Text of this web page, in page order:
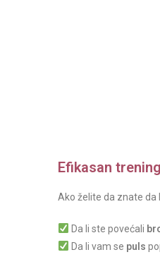
Efikasan
Ako želite da znate da
Da li ste povećali
Da li vam se puls